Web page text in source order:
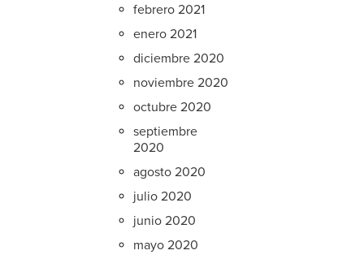
febrero 2021
enero 2021
diciembre 2020
noviembre 2020
octubre 2020
septiembre
2020
agosto 2020
julio 2020
junio 2020
mayo 2020